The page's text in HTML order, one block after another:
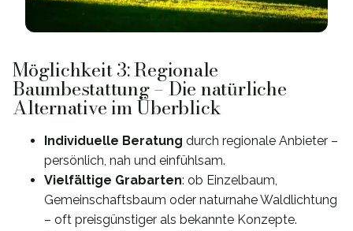
Möglichkeit 3: Regionale
Baumbestattung – Die natürliche
Alternative im Überblick
Individuelle Beratung durch regionale Anbieter –
persönlich, nah und einfühlsam.
Vielfältige Grabarten: ob Einzelbaum,
Gemeinschaftsbaum oder naturnahe Waldlichtung
– oft preisgünstiger als bekannte Konzepte.